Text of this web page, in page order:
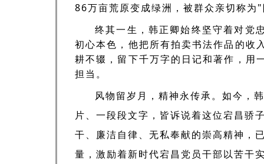
86万亩荒原变成绿洲，被群众亲切称为
终其一生，韩正卿始终坚守着对党
初心本色，他把所有拍卖书法作品的收
耕不辍，留下千万字的日记和著作，用
担当。
风物留岁月，精神永传承。如今，
片、一段段文字，皆诉说着这位宕昌骄
干、廉洁自律、无私奉献的崇高精神，
量，激励着新时代宕昌党员干部以苦干